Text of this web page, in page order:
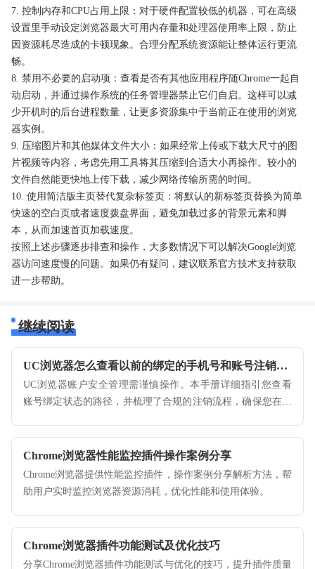
7. 控制内存和CPU占用上限：对于硬件配置较低的机器，可在高级
设置里手动设定浏览器最大可用内存量和处理器使用率上限，防止
因资源耗尽造成的卡顿现象。合理分配系统资源能让整体运行更流
畅。
8. 禁用不必要的启动项：查看是否有其他应用程序随Chrome一起自
动启动，并通过操作系统的任务管理器禁止它们自启。这样可以减
少开机时的后台进程数量，让更多资源集中于当前正在使用的浏览
器实例。
9. 压缩图片和其他媒体文件大小：如果经常上传或下载大尺寸的图
片视频等内容，考虑先用工具将其压缩到合适大小再操作。较小的
文件自然能更快地上传下载，减少网络传输所需的时间。
10. 使用简洁版主页替代复杂标签页：将默认的新标签页替换为简单
快速的空白页或者速度拨盘界面，避免加载过多的背景元素和脚
本，从而加速首页加载速度。
按照上述步骤逐步排查和操作，大多数情况下可以解决Google浏览
器访问速度慢的问题。如果仍有疑问，建议联系官方技术支持获取
进一步帮助。
继续阅读
UC浏览器怎么查看以前的绑定的手机号和账号注销流程
UC浏览器账户安全管理需谨慎操作。本手册详细指引您查看
账号绑定状态的路径，并梳理了合规的注销流程，确保您在需
Chrome浏览器性能监控插件操作案例分享
Chrome浏览器提供性能监控插件，操作案例分享解析方法，帮
助用户实时监控浏览器资源消耗，优化性能和使用体验。
Chrome浏览器插件功能测试及优化技巧
分享Chrome浏览器插件功能测试与优化的技巧，提升插件质量